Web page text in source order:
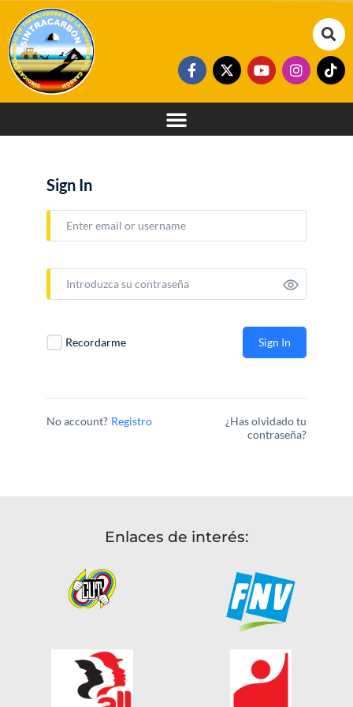
Sign In
Recordarme Sign In
No account? Registro
¿Has olvidado tu
contraseña?
Enlaces de interés: